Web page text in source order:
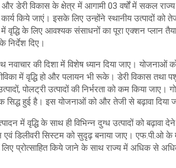
डेरी विकास के क्षेत्र में आगामी 03 वर्षों में सकल
किये जाएं। इसके लिए उन्होंने स्थानीय उत्पादों को
में वृद्धि के लिए आवश्यक संसाधनों का पूरा एक्शन प्लान
दिए।
की दिशा में विशेष ध्यान दिया जाए। योजनाओं
में वृद्धि हो और पलायन भी रूके। डेरी विकास तथा
पोलट्री उत्पादों की निर्भरता को कम किया
सिद्ध हुई है। इस योजनाओं को और तेजी से बढ़ावा दिया
में वृद्धि के साथ ही विभिन्न दुग्ध उत्पादों को बढ़ावा
डिलीवरी सिस्टम को सुदृढ़ बनाया जाए। एफ.पी.ओ के
प्रोत्साहित किये जाने के साथ राज्य में अधिक से